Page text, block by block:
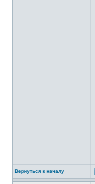
Вернуться к началу